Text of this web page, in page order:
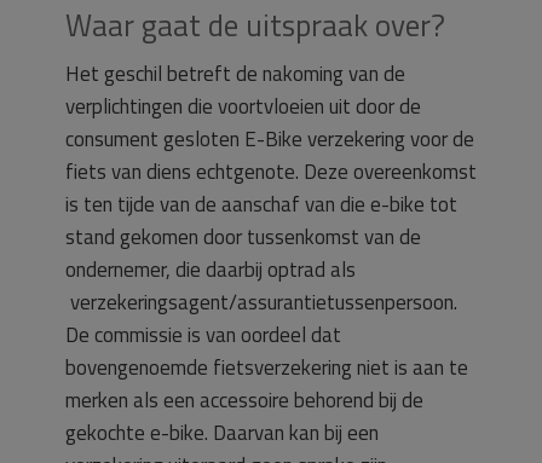
Waar gaat de uitspraak over?
Het geschil betreft de nakoming van de
verplichtingen die voortvloeien uit door de
consument gesloten E-Bike verzekering voor de
fiets van diens echtgenote. Deze overeenkomst
is ten tijde van de aanschaf van die e-bike tot
stand gekomen door tussenkomst van de
ondernemer, die daarbij optrad als
verzekeringsagent/assurantietussenpersoon.
De commissie is van oordeel dat
bovengenoemde fietsverzekering niet is aan te
merken als een accessoire behorend bij de
gekochte e-bike. Daarvan kan bij een